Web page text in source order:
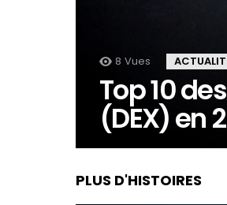
8 Vues
Top 10
(DEX) en
PLUS D'HISTOIRES